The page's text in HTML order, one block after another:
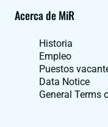
Acerca de MiR
Historia
Empleo
Puestos
Data Notice
General Terms